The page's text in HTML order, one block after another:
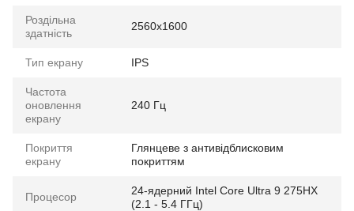
Роздільна
здатність
2560x1600
Тип екрану IPS
Частота
оновлення
екрану
240 Гц
Покриття
екрану
Глянцеве з антивідблисковим
покриттям
Процесор
24-ядерний Intel Core Ultra 9 275HX
(2.1 - 5.4 ГГц)